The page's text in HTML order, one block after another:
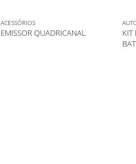
ACESSÓRIOS
EMISSOR QUADRICANAL
KIT